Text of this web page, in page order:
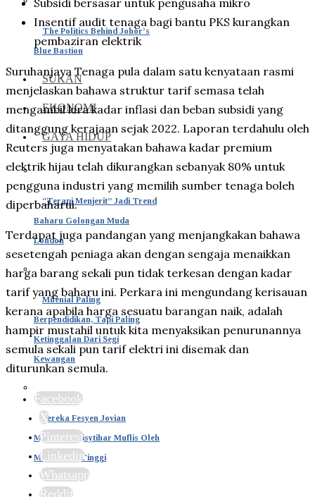
The Politics Behind Johor’s
Blue Bastion
SUKAN
EKONOMI
GAYA HIDUP
“Terapi Menjerit” Jadi Trend
Baharu Golongan Muda
London
Milenial Paling
Berpendidikan, Tapi Paling
Ketinggalan Dari Segi
Kewangan
Pereka Fesyen Jovian
Mandagie Diisytihar Muflis Oleh
Mahkamah Tinggi
Subsidi bersasar untuk pengusaha mikro
Insentif audit tenaga bagi bantu PKS kurangkan
pembaziran elektrik
Suruhanjaya Tenaga pula dalam satu kenyataan rasmi
menjelaskan bahawa struktur tarif semasa telah
mengambil kira kadar inflasi dan beban subsidi yang
ditanggung kerajaan sejak 2022. Laporan terdahulu oleh
Reuters juga menyatakan bahawa kadar premium
elektrik hijau telah dikurangkan sebanyak 80% untuk
pengguna industri yang memilih sumber tenaga boleh
diperbaharui.
Terdapat juga pandangan yang menjangkakan bahawa
sesetengah peniaga akan dengan sengaja menaikkan
harga barang sekali pun tidak terkesan dengan kadar
tarif yang baharu ini. Perkara ini mengundang kerisauan
kerana apabila harga sesuatu barangan naik, adalah
hampir mustahil untuk kita menyaksikan penurunannya
semula sekali pun tarif elektri ini disemak dan
diturunkan semula.
Facebook
X
Pinterest
Linkedin
Whatsapp
Reddit